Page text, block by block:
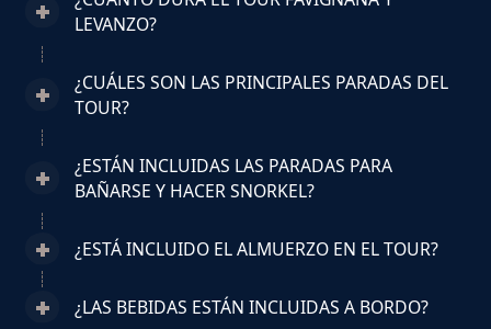
LEVANZO?
¿CUÁLES SON LAS PRINCIPALES PARADAS DEL
TOUR?
¿ESTÁN INCLUIDAS LAS PARADAS PARA
BAÑARSE Y HACER SNORKEL?
¿ESTÁ INCLUIDO EL ALMUERZO EN EL TOUR?
¿LAS BEBIDAS ESTÁN INCLUIDAS A BORDO?